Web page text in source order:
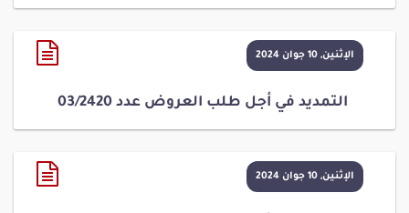
الإثنين, 10 جوان 2024
التمديد في أجل طلب العروض عدد 03/2420
الإثنين, 10 جوان 2024